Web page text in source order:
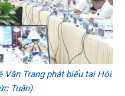
Văn Trang phát biểu tại Hội
Tuân).